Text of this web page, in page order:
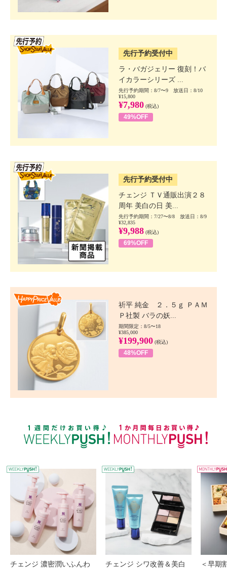
先行予約受付中
ラ・バガジェリー 復刻！バ
イカラーシリーズ ...
先行予約期間：8/7〜9 放送日：8/10
¥15,800
¥7,980 (税込)
49%OFF
先行予約受付中
チェンジ ＴＶ通販出演２８
周年 美白の日 美...
先行予約期間：7/27〜8/8 放送日：8/9
¥32,835
¥9,988 (税込)
69%OFF
祈平 純金 ２．５ｇ ＰＡＭ
Ｐ社製 バラの妖...
期間限定：8/5〜18
¥385,000
¥199,900 (税込)
48%OFF
WEEKLY PUSH
チェンジ 濃密潤いふんわ
チェンジ シワ改善＆美白
＜早期